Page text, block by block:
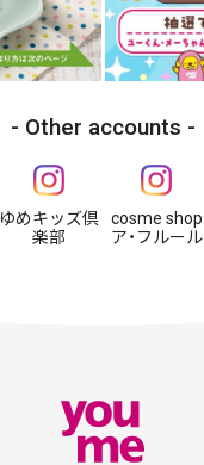
Other accounts
ゆめキッズ倶
楽部
cosme shop
ア・フルール